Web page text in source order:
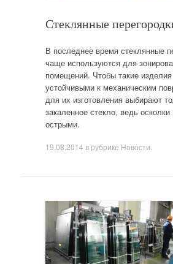
Стеклянные
В последнее время стеклянные
чаще используются для
помещений. Чтобы такие
устойчивыми к механическим
для их изготовления выбирают
закаленное стекло, ведь осколки
острыми.
19.08.2014 в рубрике Новости